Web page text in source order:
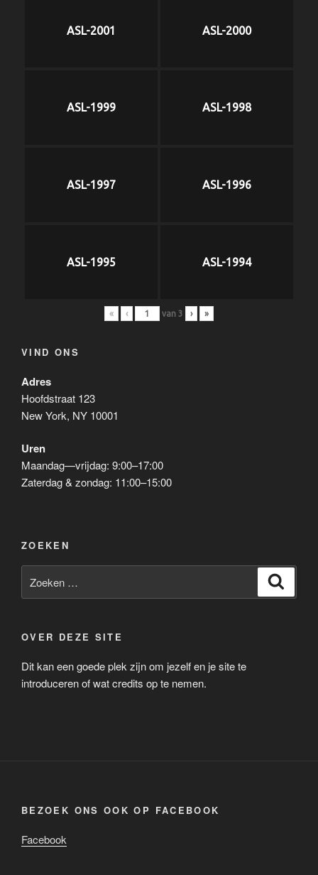
ASL-2001 ASL-2000
ASL-1999 ASL-1998
ASL-1997 ASL-1996
ASL-1995 ASL-1994
« ‹ van 3 › »
VIND ONS
Adres
Hoofdstraat 123
New York, NY 10001
Uren
Maandag—vrijdag: 9:00–17:00
Zaterdag & zondag: 11:00–15:00
ZOEKEN
naar:
OVER DEZE SITE
Dit kan een goede plek zijn om jezelf en je site te
introduceren of wat credits op te nemen.
BEZOEK ONS OOK OP FACEBOOK
Facebook